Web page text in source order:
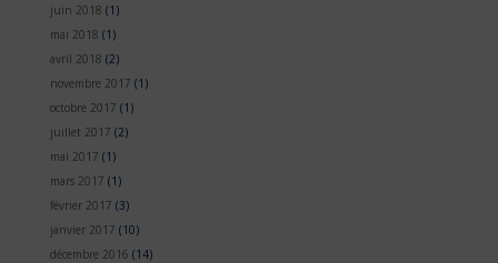
juin 2018 (1)
mai 2018 (1)
avril 2018 (2)
novembre 2017 (1)
octobre 2017 (1)
juillet 2017 (2)
mai 2017 (1)
mars 2017 (1)
février 2017 (3)
janvier 2017 (10)
décembre 2016 (14)